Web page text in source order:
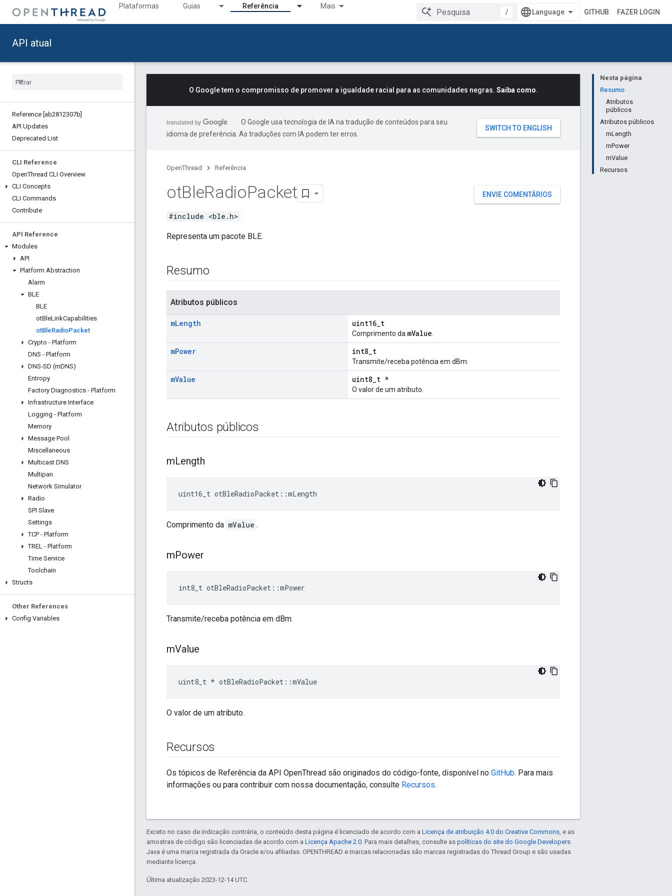
Plataformas Guias Referência Mais
/ GITHUB FAZER LOGIN
API atual
Reference [ab2812307b]
API Updates
Deprecated List
CLI Reference
OpenThread CLI Overview
CLI Concepts
CLI Commands
Contribute
API Reference
Modules
API
Platform Abstraction
Alarm
BLE
BLE
otBleLinkCapabilities
otBleRadioPacket
Crypto - Platform
DNS - Platform
DNS-SD (mDNS)
Entropy
Factory Diagnostics - Platform
Infrastructure Interface
Logging - Platform
Memory
Message Pool
Miscellaneous
Multicast DNS
Multipan
Network Simulator
Radio
SPI Slave
Settings
TCP - Platform
TREL - Platform
Time Service
Toolchain
Structs
Other References
Config Variables
Nesta página
Resumo
Atributos
públicos
Atributos públicos
mLength
mPower
mValue
Recursos
O Google tem o compromisso de promover a igualdade racial para as comunidades negras. Saiba como.
O Google usa tecnologia de IA na tradução de conteúdos para seu
idioma de preferência. As traduções com IA podem ter erros.
OpenThread Referência
ENVIE COMENTÁRIOS
otBleRadioPacket
#include <ble.h>
Representa um pacote BLE.
Resumo
Atributos públicos
mLength uint16_t
Comprimento da mValue
mPower int8_t
Transmite/receba potência em dBm.
mValue uint8_t *
O valor de um atributo.
Atributos públicos
mLength
uint16_t otBleRadioPacket ::mLength
Comprimento da mValue .
mPower
int8_t otBleRadioPacket ::mPower
Transmite/receba potência em dBm.
mValue
uint8_t * otBleRadioPacket ::mValue
O valor de um atributo.
Recursos
Os tópicos de Referência da API OpenThread são originados do código-fonte, disponível no GitHub. Para mais
informações ou para contribuir com nossa documentação, consulte Recursos.
Exceto no caso de indicação contrária, o conteúdo desta página é licenciado de acordo com a Licença de atribuição 4.0 do Creative Commons, e as
amostras de código são licenciadas de acordo com a Licença Apache 2.0. Para mais detalhes, consulte as políticas do site do Google Developers.
Java é uma marca registrada da Oracle e/ou afiliadas. OPENTHREAD e marcas relacionadas são marcas registradas do Thread Group e são usadas
mediante licença.
Última atualização 2023-12-14 UTC.